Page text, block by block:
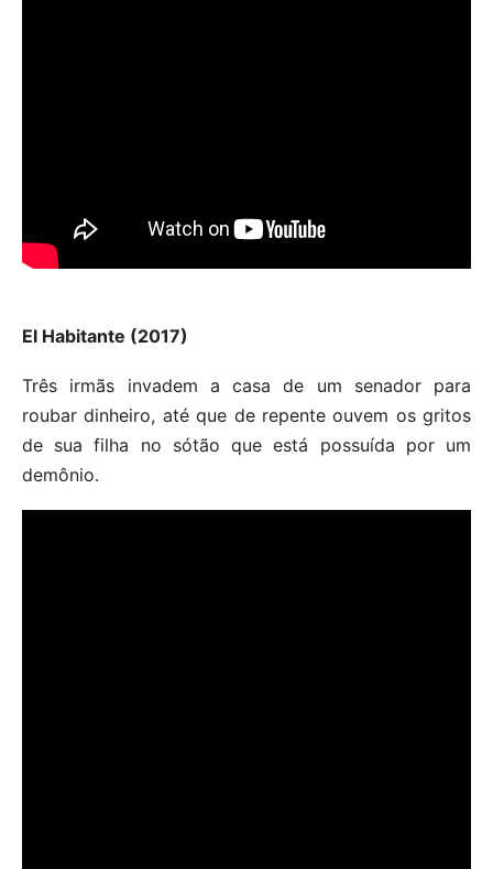
El Habitante (2017)
Três irmãs invadem a casa de um senador para
roubar dinheiro, até que de repente ouvem os gritos
de sua filha no sótão que está possuída por um
demônio.